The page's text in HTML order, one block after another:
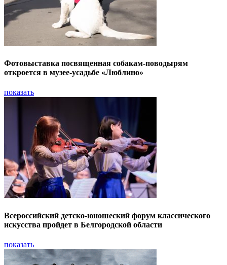
Фотовыставка посвященная собакам-поводырям
откроется в музее-усадьбе «Люблино»
показать
Всероссийский детско-юношеский форум классического
искусства пройдет в Белгородской области
показать